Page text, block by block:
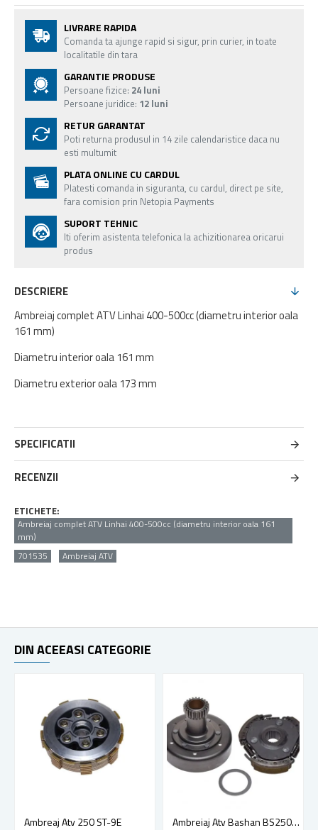
LIVRARE RAPIDA
Comanda ta ajunge rapid si sigur, prin curier, in toate
localitatile din tara
GARANTIE PRODUSE
Persoane fizice: 24 luni
Persoane juridice: 12 luni
RETUR GARANTAT
Poti returna produsul in 14 zile calendaristice daca nu
esti multumit
PLATA ONLINE CU CARDUL
Platesti comanda in siguranta, cu cardul, direct pe site,
fara comision prin Netopia Payments
SUPORT TEHNIC
Iti oferim asistenta telefonica la achizitionarea oricarui
produs
DESCRIERE
Ambreiaj complet ATV Linhai 400-500cc (diametru interior oala
161 mm)
Diametru interior oala 161 mm
Diametru exterior oala 173 mm
SPECIFICATII
RECENZII
ETICHETE:
Ambreiaj complet ATV Linhai 400-500cc (diametru interior oala 161
mm)
701535
Ambreiaj ATV
DIN ACEEASI CATEGORIE
Ambreaj Atv 250 ST-9E Ambreiaj Atv Bashan BS250S-5